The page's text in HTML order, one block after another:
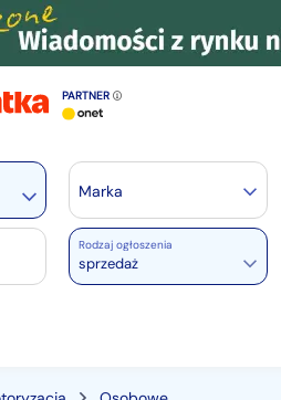
PARTNER
3533
Marka
Rodzaj ogłoszenia
sprzedaż